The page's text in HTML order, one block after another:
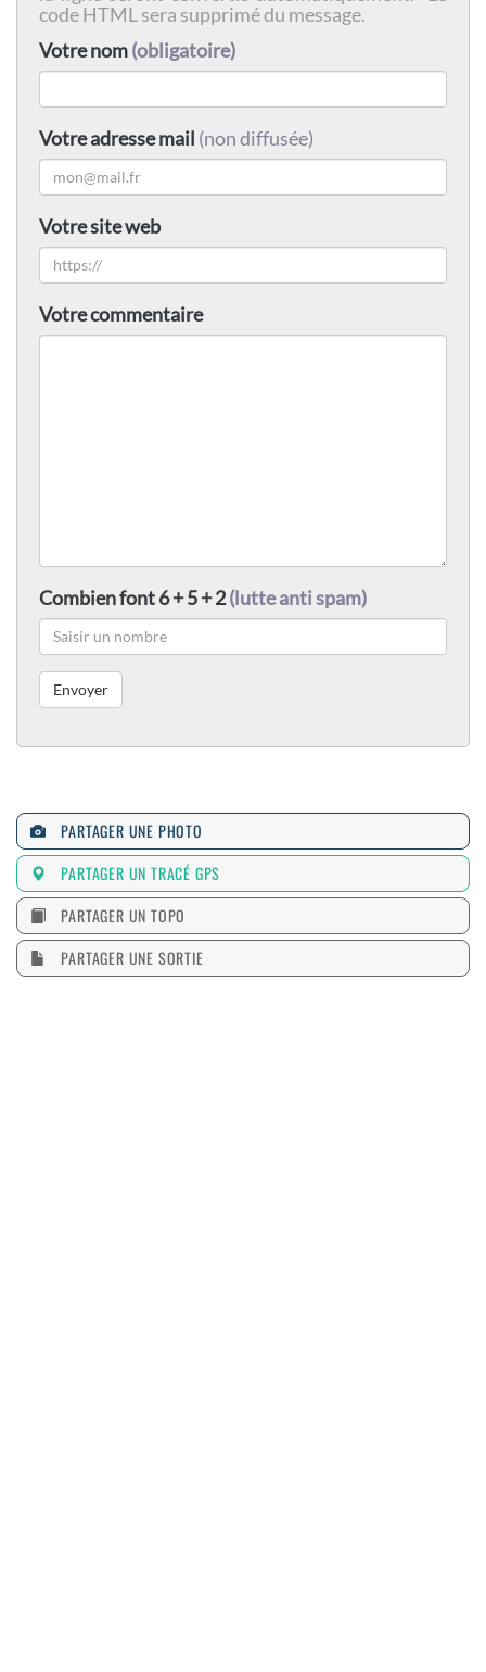
code HTML sera supprimé du message.
Votre nom(obligatoire)
Votre adresse mail (non diffusée)
Votre site web
Votre commentaire
Combien font 6 + 5 + 2(lutte anti spam)
PARTAGER UNE PHOTO
PARTAGER UN TRACÉ GPS
PARTAGER UN TOPO
PARTAGER UNE SORTIE